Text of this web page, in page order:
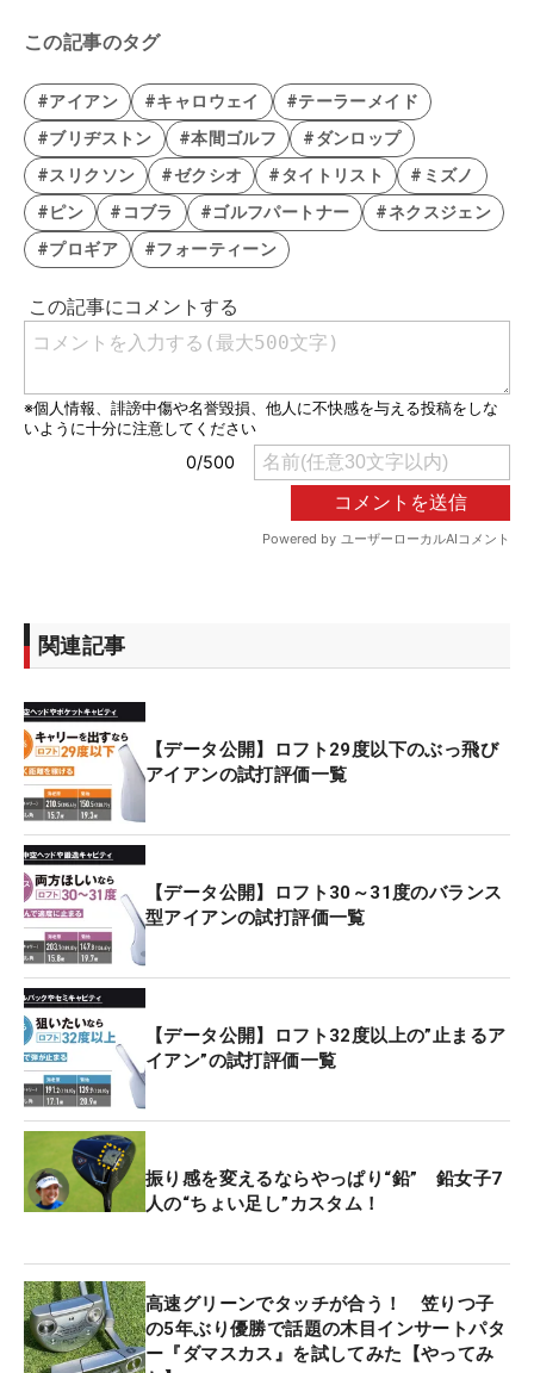
この記事のタグ
#アイアン #キャロウェイ
#テーラーメイド
#ブリヂストン
#本間ゴルフ
#ダンロップ
#スリクソン
#ゼクシオ #タイトリスト
#ミズノ
#ピン
#コブラ #ゴルフパートナー
#ネクスジェン
#プロギア
#フォーティーン
関連記事
【データ公開】ロフト29度以下のぶっ飛び
アイアンの試打評価一覧
【データ公開】ロフト30～31度のバランス
型アイアンの試打評価一覧
【データ公開】ロフト32度以上の”止まるア
イアン”の試打評価一覧
振り感を変えるならやっぱり“鉛” 鉛女子7
人の“ちょい足し”カスタム！
高速グリーンでタッチが合う！ 笠りつ子
の5年ぶり優勝で話題の木目インサートパタ
ー『ダマスカス』を試してみた【やってみ